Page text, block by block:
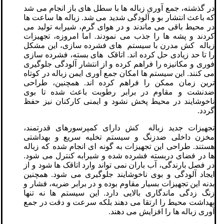
در گذشته، جمع آوری زباله ها با سطل های باز انجام می شد
که باعث انتشار بو و آلودگی شدید می شد. زباله ها ساعت ها
در محیط باقی می ماندند و در هوای گرم، شیرابه تولید می
کردند و پشه ها را جذب می نمودند. اما امروزه، تجهیزات
زباله کش مدرن با سیستم های فشرده سازی، این مشکل
را تا حد زیادی حل کرده اند. اتاقک های بسته، فشرده سازی
فوری و مکانیزه را فراهم کرده و از انتشار آلودگی جلوگیری
می کنند. این سیستم ها امکان جمع آوری ایمن زباله در کوتاه
ترین زمان ممکن را فراهم کرده اند. همچنین، طراحی
ضدنشت و مقاوم در برابر رطوبت باعث شده تا بوی
ناخوشایند در محیط پخش نشود و ایمنی کارکنان نیز حفظ
گردد.
تجهیزات جدید زباله کش دارای کمپرسورهای قدرتمند،
مخزن داخلی ضدزنگ و سیستم تخلیه سریع و بهداشتی
هستند. طراحی این تجهیزات به گونه ای انجام شده که زباله
ها در فضای دربسته فشرده شده و شیرابه کنترل می شود.
در فصل بارندگی، آب باران نمی تواند وارد اتاقک ها شود و از
ایجاد آلودگی و بوی ناخوشایند جلوگیری می شود. همچنین
بدنه این تجهیزات بسیار مقاوم بوده و در برابر ضربه، فشار و
زنگ زدگی ماندگاری بالایی دارد. این سیستم ها نه تنها
بهداشت محیط را ارتقا می دهند بلکه سرعت و دقت در جمع
آوری زباله ها را افزایش می دهند.